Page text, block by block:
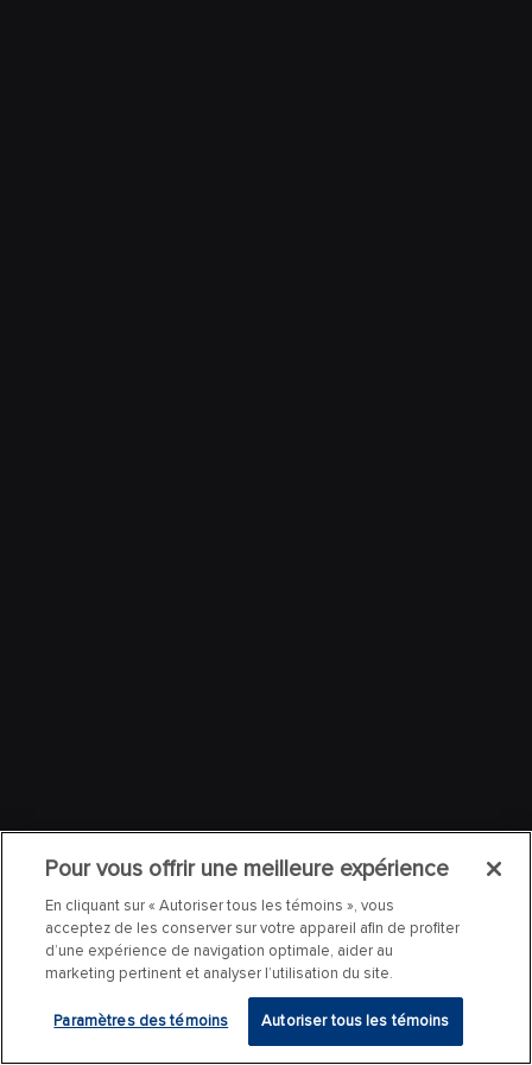
Pour vous offrir une meilleure expérience
En cliquant sur « Autoriser tous les témoins », vous
acceptez de les conserver sur votre appareil afin de profiter
d’une expérience de navigation optimale, aider au
marketing pertinent et analyser l’utilisation du site.
Paramètres des témoins Autoriser tous les témoins